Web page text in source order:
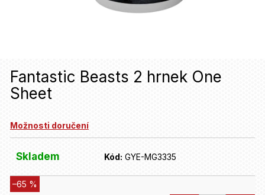
Fantastic Beasts 2 hrnek One
Sheet
Možnosti doručení
Skladem Kód: GYE-MG3335
–65 %
n
a
í
?